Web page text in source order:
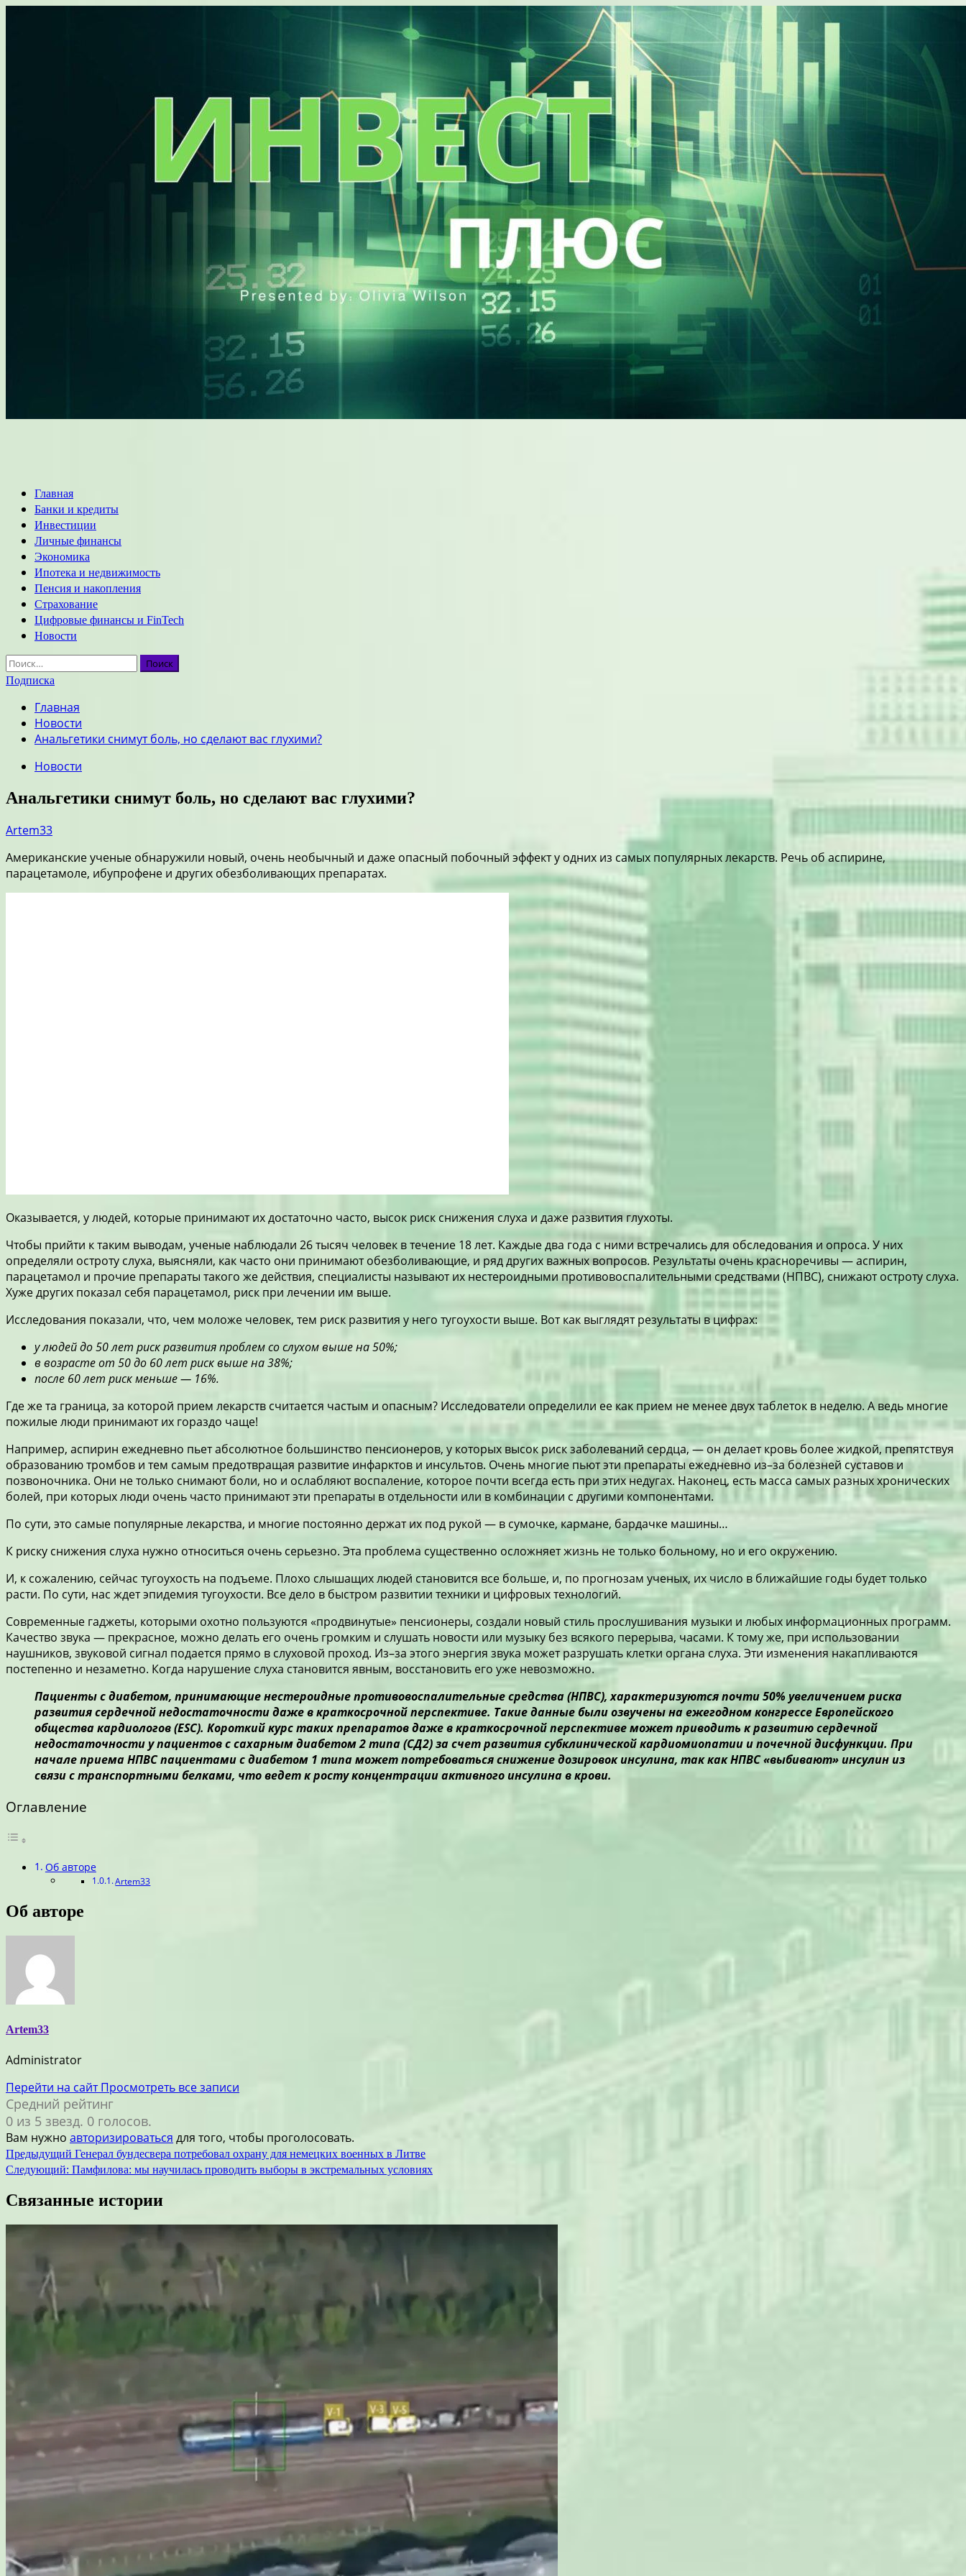
Основное
меню
Главная
Банки и кредиты
Инвестиции
Личные финансы
Экономика
Ипотека и недвижимость
Пенсия и накопления
Страхование
Цифровые финансы и FinTech
Новости
Найти:
Подписка
Главная
Новости
Анальгетики снимут боль, но сделают вас глухими?
Новости
Анальгетики снимут боль, но сделают вас глухими?
Artem33
Американские ученые обнаружили новый, очень необычный и даже опасный побочный эффект у одних из самых популярных лекарств. Речь об аспирине,
парацетамоле, ибупрофене и других обезболивающих препаратах.
Оказывается, у людей, которые принимают их достаточно часто, высок риск снижения слуха и даже развития глухоты.
Чтобы прийти к таким выводам, ученые наблюдали 26 тысяч человек в течение 18 лет. Каждые два года с ними встречались для обследования и опроса. У них
определяли остроту слуха, выясняли, как часто они принимают обезболивающие, и ряд других важных вопросов. Результаты очень красноречивы — аспирин,
парацетамол и прочие препараты такого же действия, специалисты называют их нестероидными противовоспалительными средствами (НПВС), снижают остроту слуха.
Хуже других показал себя парацетамол, риск при лечении им выше.
Исследования показали, что, чем моложе человек, тем риск развития у него тугоухости выше. Вот как выглядят результаты в цифрах:
у людей до 50 лет риск развития проблем со слухом выше на 50%;
в возрасте от 50 до 60 лет риск выше на 38%;
после 60 лет риск меньше — 16%.
Где же та граница, за которой прием лекарств считается частым и опасным? Исследователи определили ее как прием не менее двух таблеток в неделю. А ведь многие
пожилые люди принимают их гораздо чаще!
Например, аспирин ежедневно пьет абсолютное большинство пенсионеров, у которых высок риск заболеваний сердца, — он делает кровь более жидкой, препятствуя
образованию тромбов и тем самым предотвращая развитие инфарктов и инсультов. Очень многие пьют эти препараты ежедневно из–за болезней суставов и
позвоночника. Они не только снимают боли, но и ослабляют воспаление, которое почти всегда есть при этих недугах. Наконец, есть масса самых разных хронических
болей, при которых люди очень часто принимают эти препараты в отдельности или в комбинации с другими компонентами.
По сути, это самые популярные лекарства, и многие постоянно держат их под рукой — в сумочке, кармане, бардачке машины…
К риску снижения слуха нужно относиться очень серьезно. Эта проблема существенно осложняет жизнь не только больному, но и его окружению.
И, к сожалению, сейчас тугоухость на подъеме. Плохо слышащих людей становится все больше, и, по прогнозам ученых, их число в ближайшие годы будет только
расти. По сути, нас ждет эпидемия тугоухости. Все дело в быстром развитии техники и цифровых технологий.
Современные гаджеты, которыми охотно пользуются «продвинутые» пенсионеры, создали новый стиль прослушивания музыки и любых информационных программ.
Качество звука — прекрасное, можно делать его очень громким и слушать новости или музыку без всякого перерыва, часами. К тому же, при использовании
наушников, звуковой сигнал подается прямо в слуховой проход. Из–за этого энергия звука может разрушать клетки органа слуха. Эти изменения накапливаются
постепенно и незаметно. Когда нарушение слуха становится явным, восстановить его уже невозможно.
Пациенты с диабетом, принимающие нестероидные противовоспалительные средства (НПВС), характеризуются почти 50% увеличением риска
развития сердечной недостаточности даже в краткосрочной перспективе. Такие данные были озвучены на ежегодном конгрессе Европейского
общества кардиологов (ESC). Короткий курс таких препаратов даже в краткосрочной перспективе может приводить к развитию сердечной
недостаточности у пациентов с сахарным диабетом 2 типа (СД2) за счет развития субклинической кардиомиопатии и почечной дисфункции. При
начале приема НПВС пациентами с диабетом 1 типа может потребоваться снижение дозировок инсулина, так как НПВС «выбивают» инсулин из
связи с транспортными белками, что ведет к росту концентрации активного инсулина в крови.
Оглавление
Об авторе
Artem33
Об авторе
Artem33
Administrator
Перейти на сайтПросмотреть все записи
Средний рейтинг
0 из 5 звезд. 0 голосов.
Вам нужно авторизироваться для того, чтобы проголосовать.
Навигация
по
записям
Предыдущий Генерал бундесвера потребовал охрану для немецких военных в Литве
Следующий: Памфилова: мы научилась проводить выборы в экстремальных условиях
Связанные истории